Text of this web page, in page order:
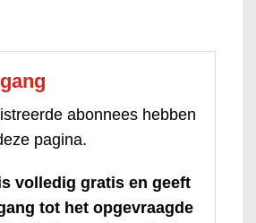
abonnees hebben
pagina.
volledig gratis en geeft
tot het opgevraagde